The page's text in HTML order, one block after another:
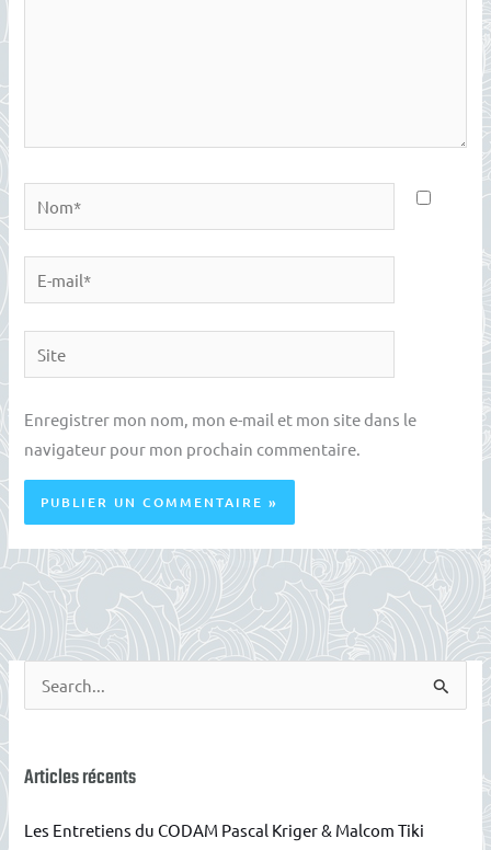
Nom*
mail*
Site
Enregistrer mon nom, mon e-mail et mon site dans le
navigateur pour mon prochain commentaire.
e
h
r
Articles récents
Les Entretiens du CODAM Pascal Kriger & Malcom Tiki